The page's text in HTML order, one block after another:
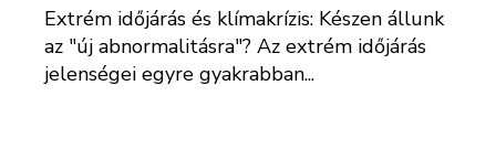
Extrém időjárás és klímakrízis: Készen állunk
az "új abnormalitásra"? Az extrém időjárás
jelenségei egyre gyakrabban...